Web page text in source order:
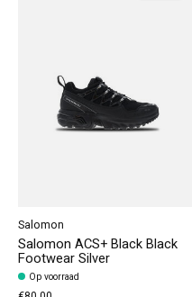
Salomon
Salomon ACS+ Black Black
Footwear Silver
Op voorraad